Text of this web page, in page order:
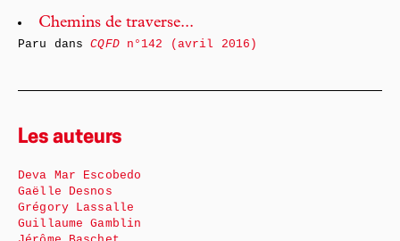
Chemins de traverse...
Paru dansCQFDn°142 (avril 2016)
Les auteurs
Deva Mar Escobedo
Gaëlle Desnos
Grégory Lassalle
Guillaume Gamblin